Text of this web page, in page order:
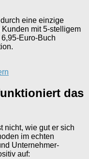
eine einzige
mit 5-stelligem
Euro-Buch
das
nicht, wie gut er sich
im echten
Unternehmer-
auf: